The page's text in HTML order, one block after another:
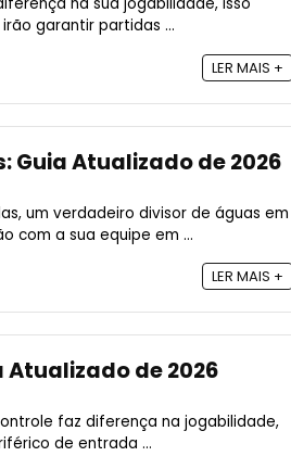
na sua jogabilidade, isso
garantir partidas ...
LER MAIS +
Guia Atualizado de 2026
um verdadeiro divisor de águas em
com a sua equipe em ...
LER MAIS +
Atualizado de 2026
faz diferença na jogabilidade,
de entrada ...